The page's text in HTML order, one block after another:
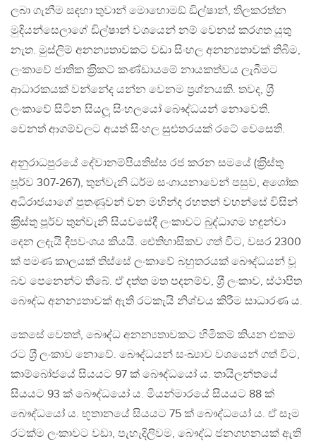
ලබා ගැනීම සඳහා තුවාන් මොහොමඞ් ඩිල්ෂාන්, තිලකරත්න
මුදියන්සෙලාගේ ඩිල්ෂාන් වශයෙන් නම් වෙනස් කරගත යුතු
නැත. මුස්ලිම් අනන්‍යතාවකට වඩා සිංහල අනන්‍යතාවක් තිබීම,
ලංකාවේ ජාතික ක‍්‍රිකට් කණ්ඩායමේ නායකත්වය ලැබීමට
ආධාරකයක් වන්නේද යන්න වෙනම ප‍්‍රශ්නයකි. තවද, ශ‍්‍රී
ලංකාවේ සිටින සියලූ සිංහලයෝ බෞද්ධයන් නොවෙති.
වෙනත් ආගම්වලට අයත් සිංහල සුළුතරයක් රටේ වෙසෙති.
අනුරාධපුරයේ දේවානම්පියතිස්ස රජ කරන සමයේ (ක‍්‍රිස්තු
පූර්ව 307-267), තුන්වැනි ධර්ම සංගායනාවෙන් පසුව, අශෝක
අධිරාජයාගේ පුතණුවන් වන මහින්ද රහතන් වහන්සේ විසින්
ක‍්‍රිස්තු පූර්ව තුන්වැනි සියවසේදී ලංකාවට බුද්ධාගම හඳුන්වා
දෙන ලදැයි දීපවංශය කියයි. ඓතිහාසිකව ගත් විට, වසර 2300
ක් පමණ කාලයක් තිස්සේ ලංකාවේ බහුතරයක් බෞද්ධයන් වූ
බව පෙනෙන්ට තිබේ. ඒ දත්ත මත පදනම්ව, ශ‍්‍රී ලංකාව, ස්ථාපිත
බෞද්ධ අනන්‍යතාවක් ඇති රටකැයි නිශ්චය කිරීම සාධාරණ ය.
කෙසේ වෙතත්, බෞද්ධ අනන්‍යතාවකට හිමිකම් කියන එකම
රට ශ‍්‍රී ලංකාව නොවේ. බෞද්ධයන් සංඛ්‍යාව වශයෙන් ගත් විට,
කාම්බෝජයේ සියයට 97 ක් බෞද්ධයෝ ය. තායිලන්තයේ
සියයට 93 ක් බෞද්ධයෝ ය. මියන්මාරයේ සියයට 88 ක්
බෞද්ධයෝ ය. භූතානයේ සියයට 75 ක් බෞද්ධයෝ ය. ඒ සෑම
රටක්ම ලංකාවට වඩා, පැහැදිලිවම, බෞද්ධ ජනගහනයක් ඇති